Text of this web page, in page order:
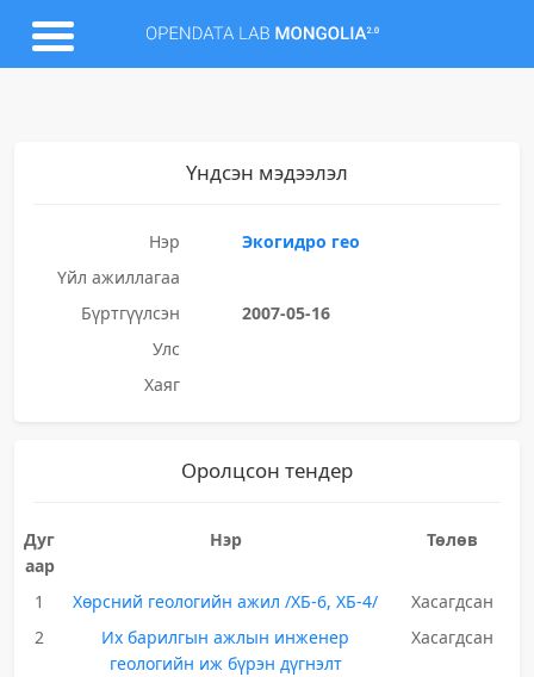
Үндсэн мэдээлэл
Нэр
Экогидро гео
Үйл ажиллагаа
Бүртгүүлсэн
2007-05-16
Улс
Хаяг
Оролцсон тендер
Дуг
аар
Нэр Төлөв
1 Хөрсний геологийн ажил /ХБ-6, ХБ-4/
Хасагдсан
2
Их барилгын ажлын инженер
геологийн иж бүрэн дүгнэлт
Хасагдсан